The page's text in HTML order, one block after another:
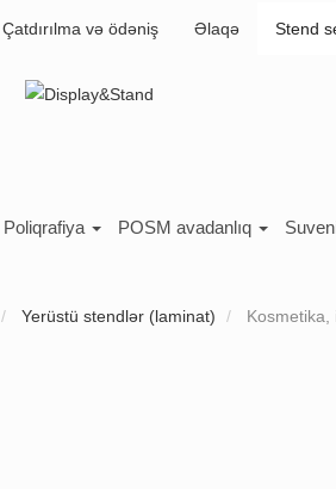
Çatdırılma və ödəniş Əlaqə Stend
POSM avadanlıq
Yerüstü stendlər (laminat) Kosmetika,